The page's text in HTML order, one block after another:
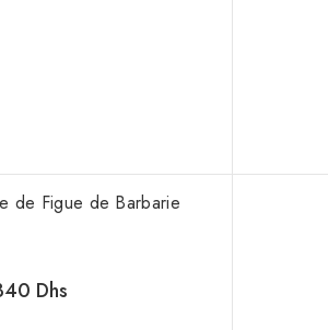
de Figue de Barbarie
Dhs